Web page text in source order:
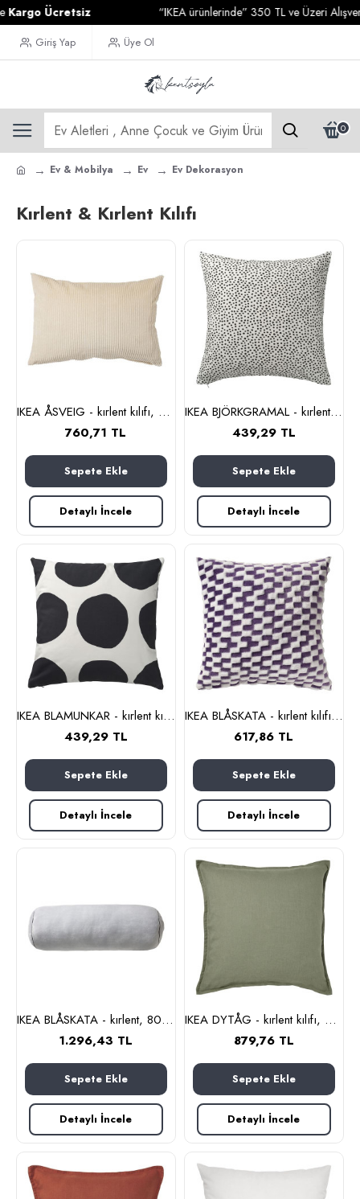
Ücretsiz “IKEA ürünlerinde” 350 TL ve Üzeri
Giriş Yap Üye Ol
0
Ev & Mobilya Ev Ev Dekorasyon
Kırlent & Kırlent Kılıfı
IKEA ÅSVEIG - kırlent kılıfı, 40x58 cm (açık bej)
760,71 TL
Sepete Ekle
Detaylı İncele
IKEA BJÖRKGRAMAL - kırlent kılıfı, 50x50 cm (beyaz-siyah)
439,29 TL
Sepete Ekle
Detaylı İncele
IKEA BLAMUNKAR - kırlent kılıfı, 50x50 cm (beyaz-siyah)
439,29 TL
Sepete Ekle
Detaylı İncele
IKEA BLÅSKATA - kırlent kılıfı, 50x50 cm (mor)
617,86 TL
Sepete Ekle
Detaylı İncele
IKEA BLÅSKATA - kırlent, 80 cm (açık gri)
1.296,43 TL
Sepete Ekle
Detaylı İncele
IKEA DYTÅG - kırlent kılıfı, 50x50 cm (gri-yeşil)
879,76 TL
Sepete Ekle
Detaylı İncele